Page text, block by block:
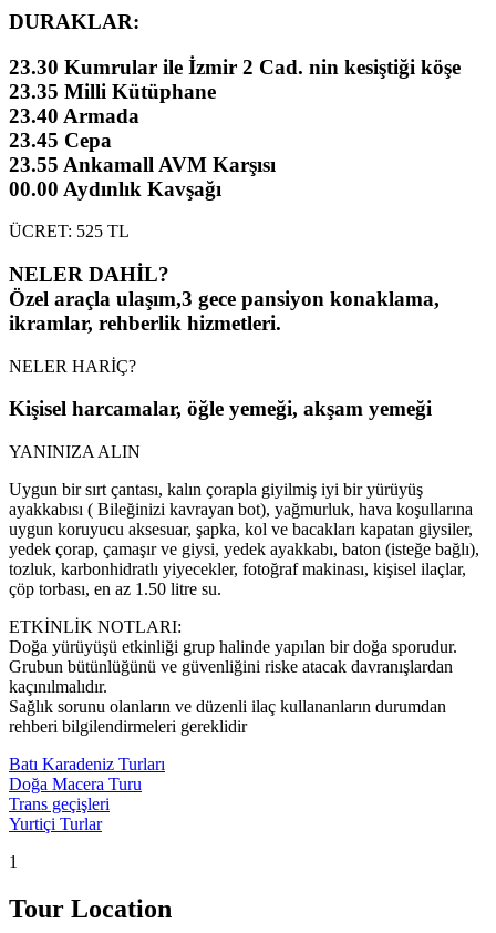
DURAKLAR:
23.30 Kumrular ile İzmir 2 Cad. nin kesiştiği köşe
23.35 Milli Kütüphane
23.40 Armada
23.45 Cepa
23.55 Ankamall AVM Karşısı
00.00 Aydınlık Kavşağı
ÜCRET: 525 TL
NELER DAHİL?
Özel araçla ulaşım,3 gece pansiyon konaklama,
ikramlar, rehberlik hizmetleri.
NELER HARİÇ?
Kişisel harcamalar, öğle yemeği, akşam yemeği
YANINIZA ALIN
Uygun bir sırt çantası, kalın çorapla giyilmiş iyi bir yürüyüş
ayakkabısı ( Bileğinizi kavrayan bot), yağmurluk, hava koşullarına
uygun koruyucu aksesuar, şapka, kol ve bacakları kapatan giysiler,
yedek çorap, çamaşır ve giysi, yedek ayakkabı, baton (isteğe bağlı),
tozluk, karbonhidratlı yiyecekler, fotoğraf makinası, kişisel ilaçlar,
çöp torbası, en az 1.50 litre su.
ETKİNLİK NOTLARI:
Doğa yürüyüşü etkinliği grup halinde yapılan bir doğa sporudur.
Grubun bütünlüğünü ve güvenliğini riske atacak davranışlardan
kaçınılmalıdır.
Sağlık sorunu olanların ve düzenli ilaç kullananların durumdan
rehberi bilgilendirmeleri gereklidir
Batı Karadeniz Turları
Doğa Macera Turu
Trans geçişleri
Yurtiçi Turlar
1
Tour Location